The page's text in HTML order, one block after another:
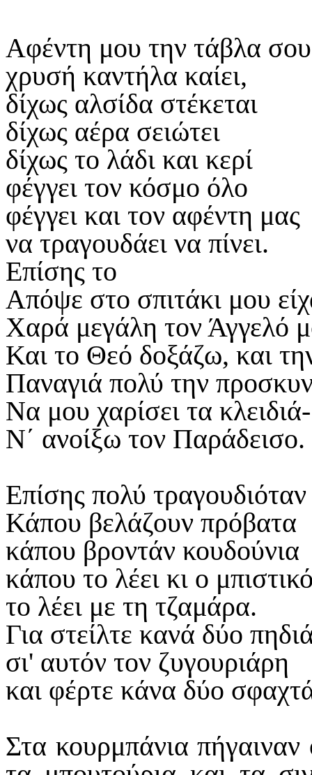
Αφέντη μου την τάβλα σου
χρυσή καντήλα καίει,
δίχως αλσίδα στέκεται
δίχως αέρα σειώτει
δίχως το λάδι και κερί
φέγγει τον κόσμο όλο
φέγγει και τον αφέντη μας
να τραγουδάει να πίνει.
Επίσης το
Απόψε στο σπιτάκι μου
Χαρά μεγάλη τον Άγγελό
Και το Θεό δοξάζω, και
Παναγιά πολύ την
Να μου χαρίσει τα
Ν΄ ανοίξω τον Παράδεισο.
Επίσης πολύ
Κάπου βελάζουν πρόβατα
κάπου βροντάν κουδούνια
κάπου το λέει κι ο
το λέει με τη τζαμάρα.
Για στείλτε κανά δύο
σι' αυτόν τον ζυγουριάρη
και φέρτε κάνα δύο
Στα κουρμπάνια πήγαιναν